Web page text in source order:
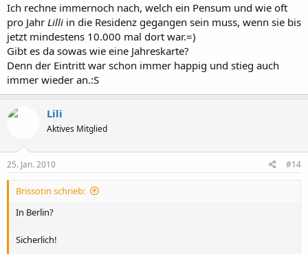
Ich rechne immernoch nach, welch ein Pensum und wie oft
pro Jahr Lilli in die Residenz gegangen sein muss, wenn sie bis
jetzt mindestens 10.000 mal dort war.=)
Gibt es da sowas wie eine Jahreskarte?
Denn der Eintritt war schon immer happig und stieg auch
immer wieder an.:S
Lili
Aktives Mitglied
25. Jan. 2010 #14
Brissotin schrieb:
In Berlin?
Sicherlich!